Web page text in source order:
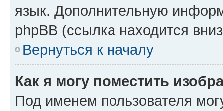
язык. Дополнительную
phpBB (ссылка находится
Вернуться к началу
Как я могу поместить
Под именем пользователя